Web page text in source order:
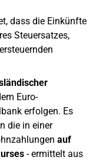
dass die Einkünfte
Steuersatzes,
Euro-
erfolgen. Es
die in einer
auf
- ermittelt aus